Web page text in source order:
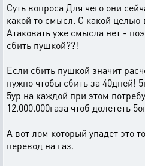
Суть вопроса Для чего они
какой то смысл. С какой целью
Атаковать уже смысла нет -
сбить пушкой??!
Если сбить пушкой значит
нужно чтобы сбить за 40дней!
5ур на каждой при этом
12.000.000газа чтоб долететь
А вот лом который упадет это
перевод на газ.